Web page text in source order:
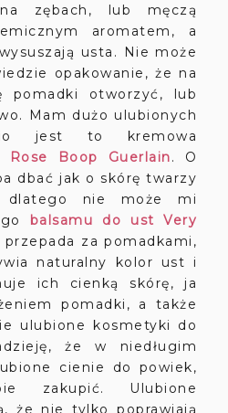
zębach, lub męczą
aromatem, a
usta. Nie może
opakowanie, że na
pomadki otworzyć, lub
Mam dużo ulubionych
jest to kremowa
Rose Boop Guerlain. O
dbać jak o skórę twarzy
dlatego nie może mi
balsamu do ust Very
za pomadkami,
naturalny kolor ust i
ich cienką skórę, ja
pomadki, a także
ulubione kosmetyki do
że w niedługim
cienie do powiek,
zakupić. Ulubione
że nie tylko poprawiają